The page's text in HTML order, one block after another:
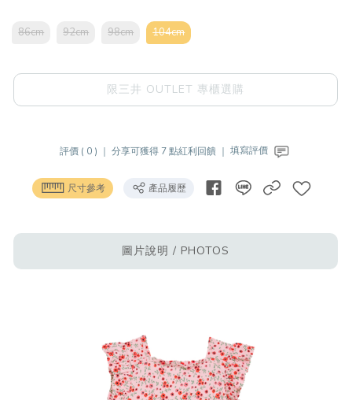
86cm 92cm 98cm 104cm
限三井 OUTLET 專櫃選購
評價 ( 0 ) ｜ 分享可獲得 7 點紅利回饋 ｜ 填寫評價
尺寸參考 產品履歷
圖片說明 / PHOTOS